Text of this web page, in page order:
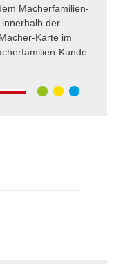
Macherfamilien-
der
Karte im
Kunde